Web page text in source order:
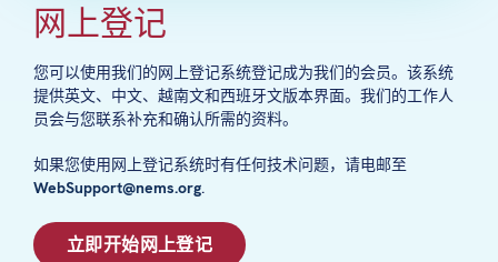
网上登记
您可以使用我们的网上登记系统登记成为我们的会员。该系统
提供英文、中文、越南文和西班牙文版本界面。我们的工作人
员会与您联系补充和确认所需的资料。
如果您使用网上登记系统时有任何技术问题，请电邮至
WebSupport@nems.org.
立即开始网上登记